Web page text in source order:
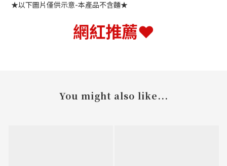
★以下圖片僅供示意-本產品不含麵★
網紅推薦❤
You might also like...